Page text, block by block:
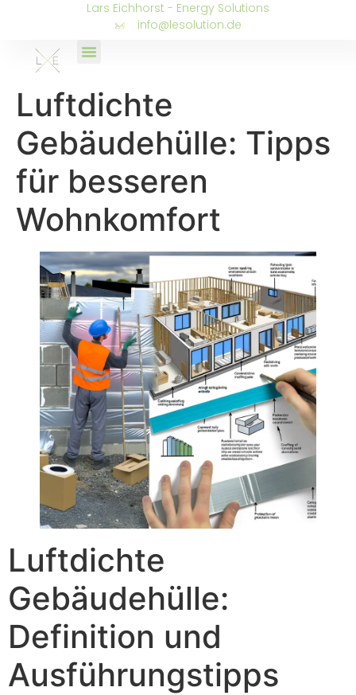
Lars Eichhorst - Energy Solutions
info@lesolution.de
Luftdichte
Gebäudehülle: Tipps
für besseren
Wohnkomfort
Luftdichte
Gebäudehülle:
Definition und
Ausführungstipps